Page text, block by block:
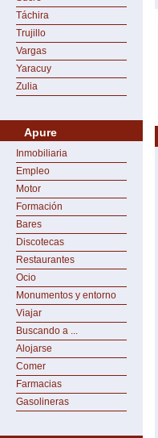
Táchira
Trujillo
Vargas
Yaracuy
Zulia
Apure
Inmobiliaria
Empleo
Motor
Formación
Bares
Discotecas
Restaurantes
Ocio
Monumentos y entorno
Viajar
Buscando a ...
Alojarse
Comer
Farmacias
Gasolineras